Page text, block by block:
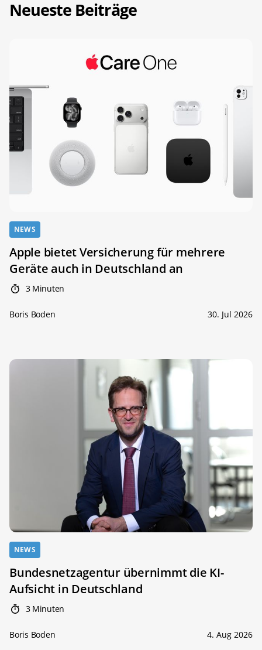
Neueste Beiträge
NEWS
Apple bietet Versicherung für mehrere
Geräte auch in Deutschland an
3 Minuten
Boris Boden 30. Jul 2026
NEWS
Bundesnetzagentur übernimmt die KI-
Aufsicht in Deutschland
3 Minuten
Boris Boden 4. Aug 2026